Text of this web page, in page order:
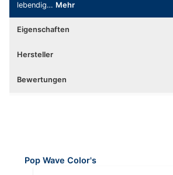
lebendig… Mehr
Eigenschaften
Hersteller
Bewertungen
Produktgalerie überspringen
Pop Wave Color's